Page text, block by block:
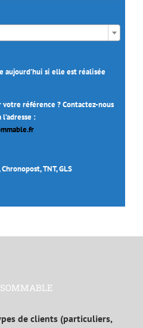
aujourd’hui si elle est réalisée
votre référence ? Contactez-nous
:
TNT, GLS
de clients (particuliers,